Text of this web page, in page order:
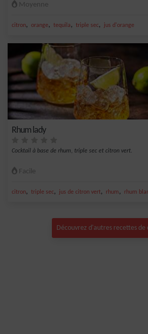
Moyenne
citron, orange, tequila, triple sec, jus d'orange
Rhum lady
Cocktail à base de rhum, triple sec et citron vert.
Facile
citron, triple sec, jus de citron vert, rhum, rhum
Découvrez d'autres recettes de